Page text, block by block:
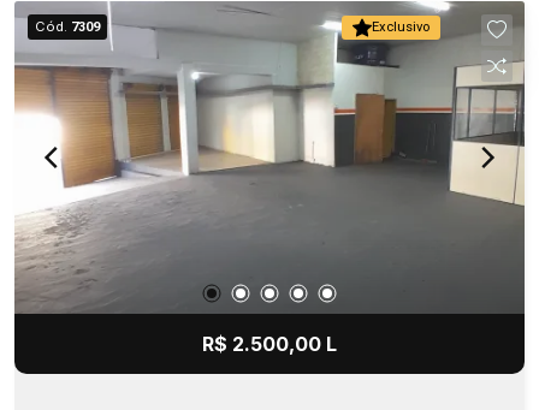
Exclusivo
Cód. 7309
R$ 2.500,00 L